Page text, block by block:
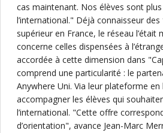
cas maintenant. Nos élèves sont
l’international." Déjà connaisseur
supérieur en France, le réseau l’était
concerne celles dispensées à
accordée à cette dimension dans
comprend une particularité : le
Anywhere Uni. Via leur plateforme
accompagner les élèves qui
l’international. "Cette offre
d’orientation", avance Jean-Marc